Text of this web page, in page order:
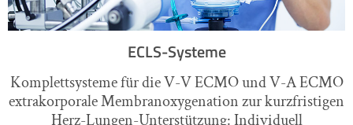
ECLS-Systeme
Komplettsysteme für die V-V ECMO und V-A ECMO
extrakorporale Membranoxygenation zur kurzfristigen
Herz-Lungen-Unterstützung: Individuell